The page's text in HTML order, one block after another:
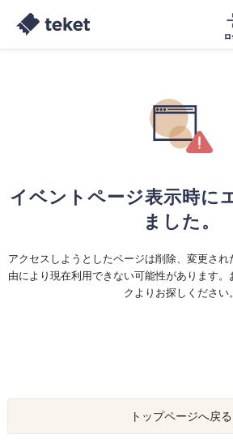
イベントページ表示時に
ました。
アクセスしようとしたページは削除、変更さ
由により現在利用できない可能性があります
クよりお探しください。
トップページへ戻る